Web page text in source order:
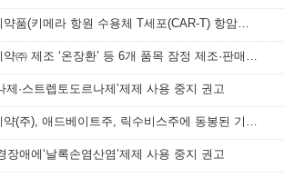
첨단바이오의약품(키메라 항원 수용체 T세포(CAR-T) 항암제) 안전성 정보
한국신텍스제약㈜ 제조 ‘온장환’ 등 6개 품목 잠정 제조·판매 중지 및 회수 조치
제·스트렙토도르나제’제제 사용 중지 권고
한국다케다제약(주), 애드베이트주, 릭수비스주에 동봉된 기구 교체 안내
장애에‘날록손염산염’제제 사용 중지 권고